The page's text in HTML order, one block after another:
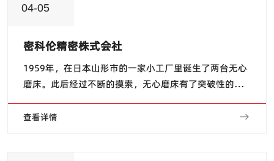
04-05
密科伦精密株式会社
1959年，在日本山形市的一家小工厂里诞生了两台无心
磨床。此后经过不断的摸索，无心磨床有了突破性的技
械、轴承和医疗工具等各行业关键产品的磨削加工，为
查看详情